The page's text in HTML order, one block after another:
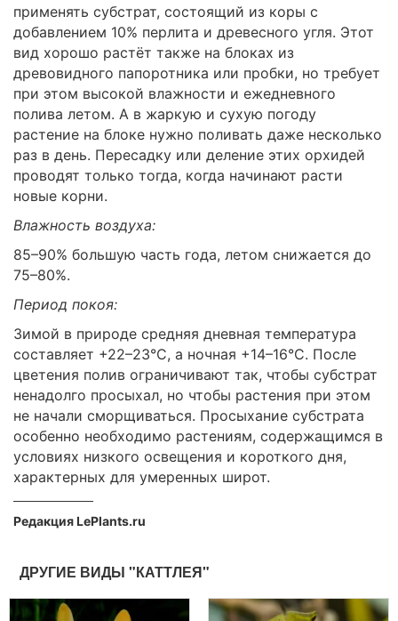
применять субстрат, состоящий из коры с
добавлением 10% перлита и древесного угля. Этот
вид хорошо растёт также на блоках из
древовидного папоротника или пробки, но требует
при этом высокой влажности и ежедневного
полива летом. А в жаркую и сухую погоду
растение на блоке нужно поливать даже несколько
раз в день. Пересадку или деление этих орхидей
проводят только тогда, когда начинают расти
новые корни.
Влажность воздуха:
85–90% большую часть года, летом снижается до
75–80%.
Период покоя:
Зимой в природе средняя дневная температура
составляет +22–23°C, а ночная +14–16°C. После
цветения полив ограничивают так, чтобы субстрат
ненадолго просыхал, но чтобы растения при этом
не начали сморщиваться. Просыхание субстрата
особенно необходимо растениям, содержащимся в
условиях низкого освещения и короткого дня,
характерных для умеренных широт.
Редакция LePlants.ru
ДРУГИЕ ВИДЫ "КАТТЛЕЯ"